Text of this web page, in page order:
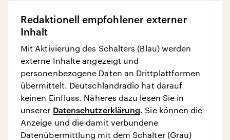
Redaktionell empfohlener externer
Inhalt
Mit Aktivierung des Schalters (Blau) werden
externe Inhalte angezeigt und
personenbezogene Daten an Drittplattformen
übermittelt. Deutschlandradio hat darauf
keinen Einfluss. Näheres dazu lesen Sie in
unserer Datenschutzerklärung. Sie können die
Anzeige und die damit verbundene
Datenübermittlung mit dem Schalter (Grau)